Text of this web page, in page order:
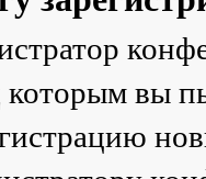
вы